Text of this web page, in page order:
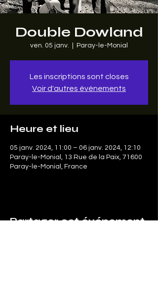
Double Dowland
ven. 05 janv. Paray-le-Monial
Les inscriptions sont closes
Voir d'autres événements
Heure et lieu
05 janv. 2024, 11:00 – 06 janv. 2024, 12:10
Paray-le-Monial, 13 Rue de la Paix, 71600
Paray-le-Monial, France
Partager cet événement